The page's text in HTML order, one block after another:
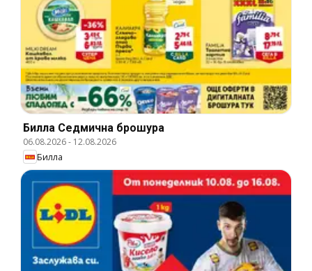
Билла Cедмична брошура
06.08.2026- 12.08.2026
Билла